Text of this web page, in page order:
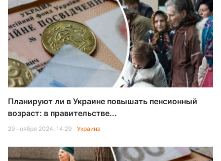
Планируют ли в Украине повышать пенсионный
возраст: в правительстве...
29 ноября 2024, 14:29 Украина